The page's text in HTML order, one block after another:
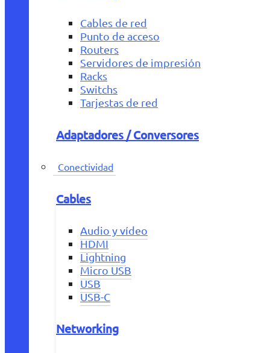
Cables de red
Punto de acceso
Routers
Servidores de impresión
Racks
Switchs
Tarjestas de red
Adaptadores / Conversores
Conectividad
Cables
Audio y vídeo
HDMI
Lightning
Micro USB
USB
USB-C
Networking